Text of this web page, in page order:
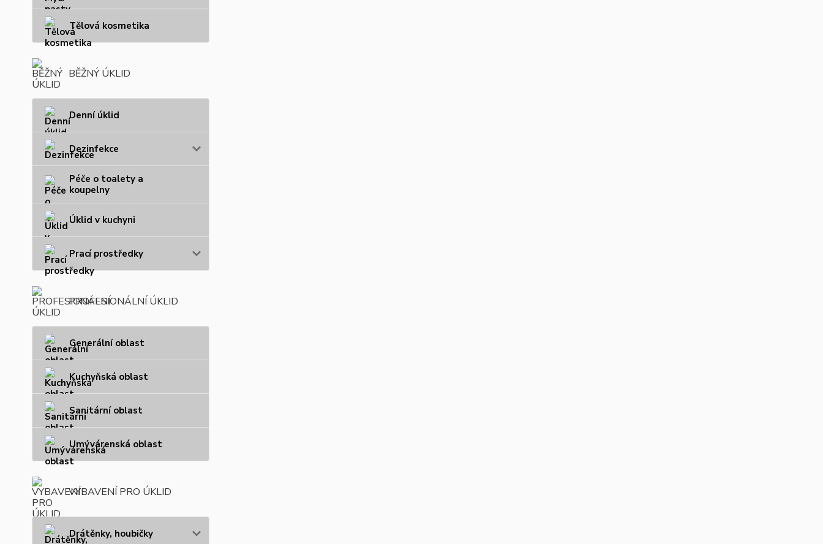
Tělová kosmetika
BĚŽNÝ ÚKLID
Denní úklid
Dezinfekce
Péče o toalety a
koupelny
Úklid v kuchyni
Prací prostředky
PROFESIONÁLNÍ ÚKLID
Generální oblast
Kuchyňská oblast
Sanitární oblast
Umývárenská oblast
VYBAVENÍ PRO ÚKLID
Drátěnky, houbičky